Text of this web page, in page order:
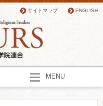
サイトマップ ENGLISH
MENU